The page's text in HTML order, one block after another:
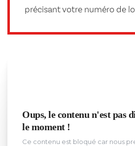
précisant votre numéro de
Oups, le contenu n'est pas
le moment !
Ce contenu est bloqué car nous